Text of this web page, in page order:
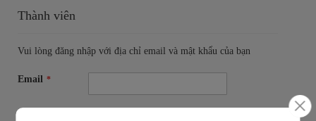
Thành viên
Vui lòng đăng nhập với địa chỉ email và mật khẩu của bạn
Email